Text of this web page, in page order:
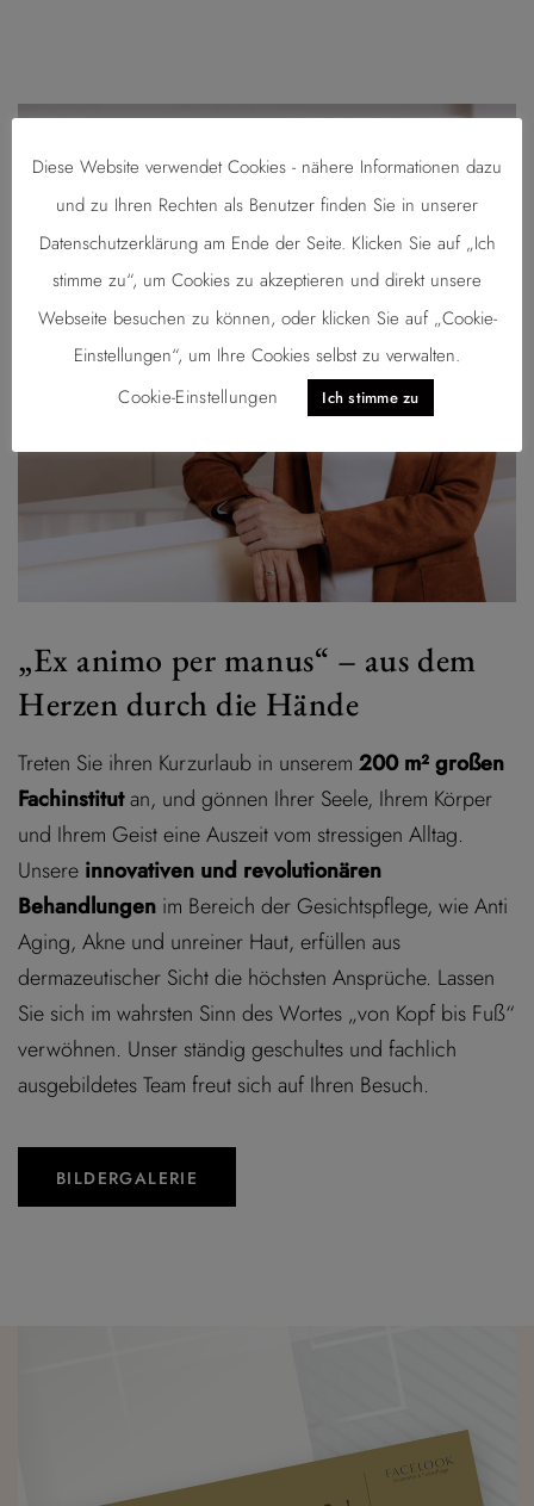
„Ex animo per manus“ – aus dem
Herzen durch die Hände
Treten Sie ihren Kurzurlaub in unserem 200 m² großen
Fachinstitutan, und gönnen Ihrer Seele, Ihrem Körper
und Ihrem Geist eine Auszeit vom stressigen Alltag.
Unsere innovativen und revolutionären
Behandlungen im Bereich der Gesichtspflege, wie Anti
Aging, Akne und unreiner Haut, erfüllen aus
dermazeutischer Sicht die höchsten Ansprüche. Lassen
Sie sich im wahrsten Sinn des Wortes „von Kopf bis Fuß“
verwöhnen. Unser ständig geschultes und fachlich
ausgebildetes Team freut sich auf Ihren Besuch.
BILDERGALERIE
Diese Website verwendet Cookies - nähere Informationen dazu
und zu Ihren Rechten als Benutzer finden Sie in unserer
Datenschutzerklärung am Ende der Seite. Klicken Sie auf „Ich
stimme zu“, um Cookies zu akzeptieren und direkt unsere
Webseite besuchen zu können, oder klicken Sie auf „Cookie-
Einstellungen“, um Ihre Cookies selbst zu verwalten.
Cookie-Einstellungen
Ich stimme zu